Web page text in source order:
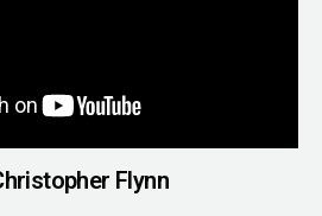
Flynn